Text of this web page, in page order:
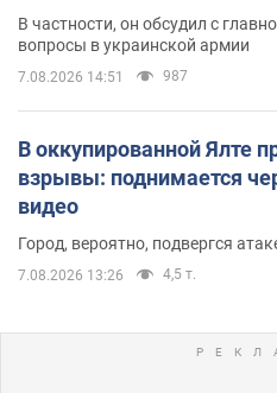
В частности, он обсудил с
вопросы в украинской армии
7.08.2026 14:51 987
В оккупированной Ялте
взрывы: поднимается
видео
Город, вероятно, подвергся
7.08.2026 13:26 4,5 т.